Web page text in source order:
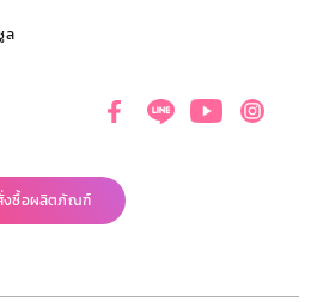
ล
งซื้อผลิตภัณฑ์